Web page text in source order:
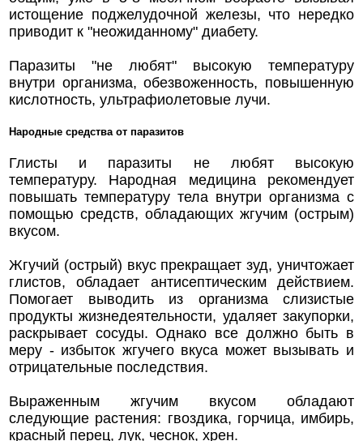
истощение поджелудочной железы, что нередко
приводит к "неожиданному" диабету.
Паразиты "не любят" высокую температуру
внутри организма, обезвоженность, повышенную
кислотность, ультрафиолетовые лучи.
Народные средства от паразитов
Глисты и паразиты не любят высокую
температуру. Народная медицина рекомендует
повышать температуру тела внутри организма с
помощью средств, обладающих жгучим (острым)
вкусом.
Жгучий (острый) вкус прекращает зуд, уничтожает
глистов, обладает антисептическим действием.
Помогает выводить из opraнизма слизистые
продукты жизнедеятельности, удаляет закупорки,
раскрывает сосуды. Однако все должно быть в
меру - избыток жгучего вкуса может вызывать и
отрицательные последствия.
Выраженным жгучим вкусом обладают
следующие растения: гвоздика, горчица, имбирь,
красный перец, лук, чеснок, хрен.